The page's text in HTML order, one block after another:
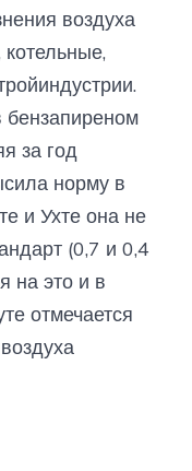
воздуха
бензапиреном
за год
норму в
и Ухте она не
(0,7 и 0,4
на это и в
отмечается